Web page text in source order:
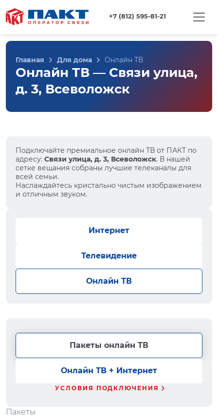
+7 (812) 595-81-21
Главная Для дома Онлайн ТВ
Онлайн ТВ — Связи улица,
д. 3, Всеволожск
Подключайте премиальное онлайн ТВ от ПАКТ по
адресу: Связи улица, д. 3, Всеволожск. В нашей
сетке вещания собраны лучшие телеканалы для
всей семьи.
Наслаждайтесь кристально чистым изображением
и отличным звуком.
Интернет
Телевидение
Онлайн ТВ
Пакеты онлайн ТВ
Онлайн ТВ + Интернет
УСЛОВИЯ ПОДКЛЮЧЕНИЯ
Пакеты